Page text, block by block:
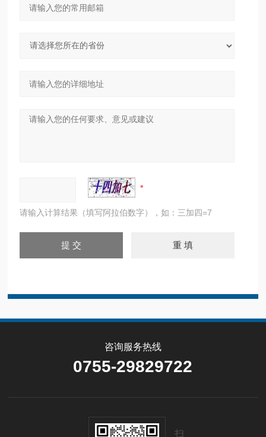
请输入计算结果（填写阿拉伯数字），如：三加四=7
咨询服务热线
0755-29829722
扫